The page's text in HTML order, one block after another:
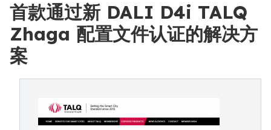
首款通过新 DALI D4i TALQ
Zhaga 配置文件认证的解决方
案